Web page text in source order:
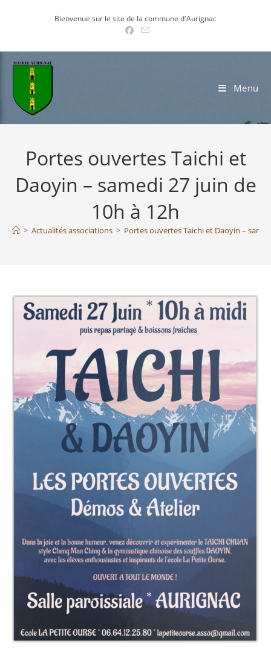
Bienvenue sur le site de la commune d'Aurignac
Menu
Portes ouvertes Taichi et
Daoyin – samedi 27 juin de
10h à 12h
> Actualités associations > Portes ouvertes Taichi et Daoyin –